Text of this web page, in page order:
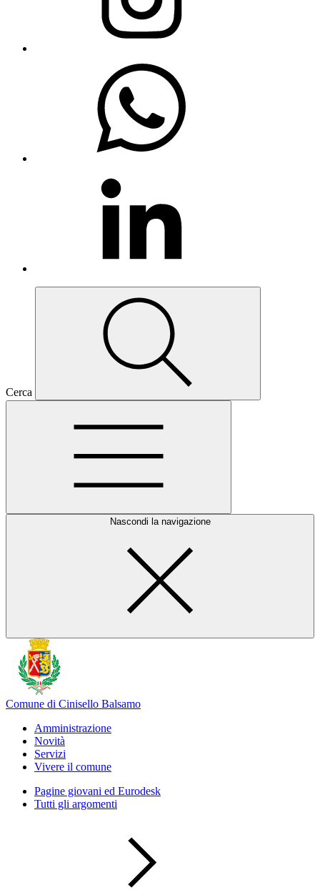
Cerca
Nascondi la navigazione
Comune di Cinisello Balsamo
Amministrazione
Novità
Servizi
Vivere il comune
Pagine giovani ed Eurodesk
Tutti gli argomenti